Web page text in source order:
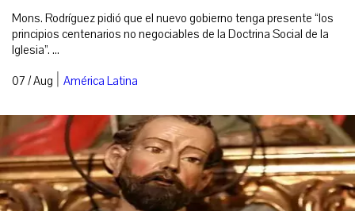
Mons. Rodríguez pidió que el nuevo gobierno tenga presente “los
principios centenarios no negociables de la Doctrina Social de la
Iglesia”. ...
07 / Aug | América Latina